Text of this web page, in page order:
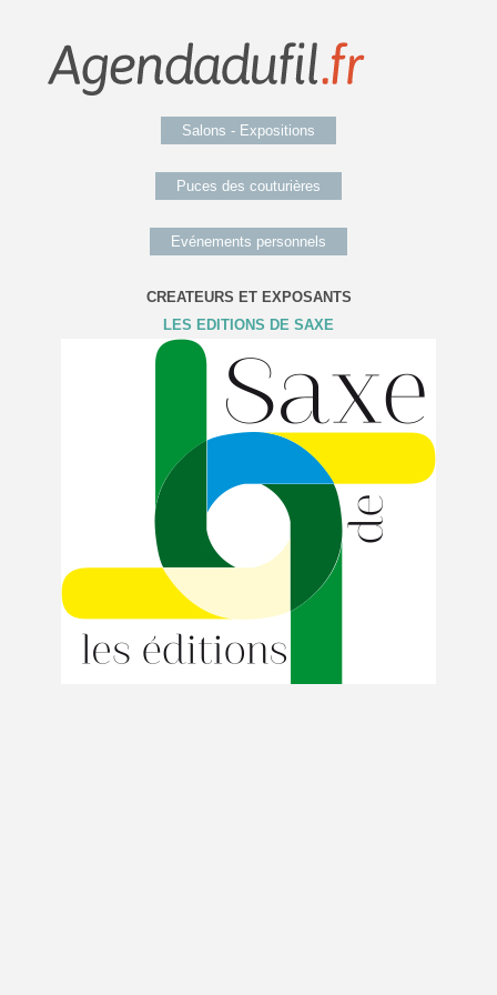
Salons - Expositions
Puces des couturières
Evénements personnels
CREATEURS ET EXPOSANTS
LES EDITIONS DE SAXE